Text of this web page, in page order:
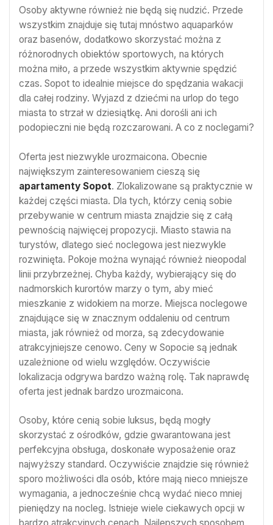
Osoby aktywne również nie będą się nudzić. Przede
wszystkim znajduje się tutaj mnóstwo aquaparków
oraz basenów, dodatkowo skorzystać można z
różnorodnych obiektów sportowych, na których
można miło, a przede wszystkim aktywnie spędzić
czas. Sopot to idealnie miejsce do spędzania wakacji
dla całej rodziny. Wyjazd z dziećmi na urlop do tego
miasta to strzał w dziesiątkę. Ani dorośli ani ich
podopieczni nie będą rozczarowani. A co z noclegami?
Oferta jest niezwykle urozmaicona. Obecnie
największym zainteresowaniem cieszą się
apartamenty Sopot. Zlokalizowane są praktycznie w
każdej części miasta. Dla tych, którzy cenią sobie
przebywanie w centrum miasta znajdzie się z całą
pewnością najwięcej propozycji. Miasto stawia na
turystów, dlatego sieć noclegowa jest niezwykle
rozwinięta. Pokoje można wynająć również nieopodal
linii przybrzeżnej. Chyba każdy, wybierający się do
nadmorskich kurortów marzy o tym, aby mieć
mieszkanie z widokiem na morze. Miejsca noclegowe
znajdujące się w znacznym oddaleniu od centrum
miasta, jak również od morza, są zdecydowanie
atrakcyjniejsze cenowo. Ceny w Sopocie są jednak
uzależnione od wielu względów. Oczywiście
lokalizacja odgrywa bardzo ważną rolę. Tak naprawdę
oferta jest jednak bardzo urozmaicona.
Osoby, które cenią sobie luksus, będą mogły
skorzystać z ośrodków, gdzie gwarantowana jest
perfekcyjna obsługa, doskonałe wyposażenie oraz
najwyższy standard. Oczywiście znajdzie się również
sporo możliwości dla osób, które mają nieco mniejsze
wymagania, a jednocześnie chcą wydać nieco mniej
pieniędzy na nocleg. Istnieje wiele ciekawych opcji w